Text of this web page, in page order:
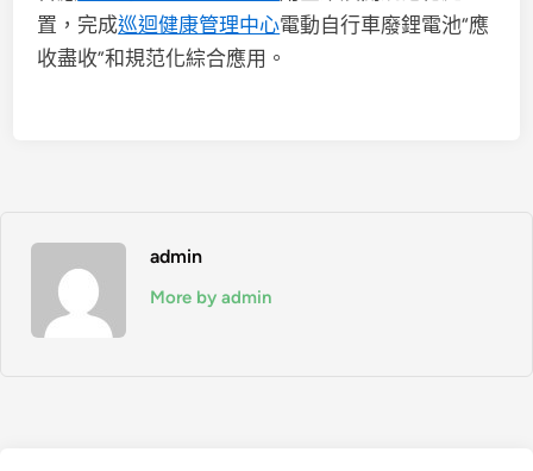
置，完成巡迴健康管理中心電動自行車廢鋰電池“應
收盡收”和規范化綜合應用。
admin
More by admin